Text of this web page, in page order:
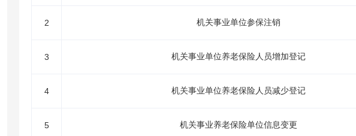
2 机关事业单位参保注销
3 机关事业单位养老保险人员增加登记
4 机关事业单位养老保险人员减少登记
5 机关事业养老保险单位信息变更